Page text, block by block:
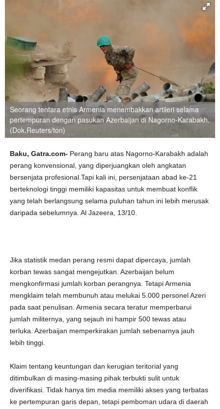
Seorang tentara etnis Armenia menembakkan artileri selama
pertempuran dengan pasukan Azerbaijan di Nagorno-Karabakh.
(Dok.Reuters/ton)
Baku, Gatra.com- Perang baru atas Nagorno-Karabakh adalah
perang konvensional, yang diperjuangkan oleh angkatan
bersenjata profesional.Tapi kali ini, persenjataan abad ke-21
berteknologi tinggi memiliki kapasitas untuk membuat konflik
yang telah berlangsung selama puluhan tahun ini lebih merusak
daripada sebelumnya. Al Jazeera, 13/10.
Jika statistik medan perang resmi dapat dipercaya, jumlah
korban tewas sangat mengejutkan. Azerbaijan belum
mengkonfirmasi jumlah korban perangnya. Tetapi Armenia
mengklaim telah membunuh atau melukai 5.000 personel Azeri
pada saat penulisan. Armenia secara teratur memperbarui
jumlah militernya, yang sejauh ini hampir 500 tewas atau
terluka. Azerbaijan memperkirakan jumlah sebenarnya jauh
lebih tinggi.
Klaim tentang keuntungan dan kerugian teritorial yang
ditimbulkan di masing-masing pihak terbukti sulit untuk
diverifikasi. Tidak hanya tim media memiliki akses yang terbatas
ke pertempuran garis depan, tetapi pemboman udara di daerah